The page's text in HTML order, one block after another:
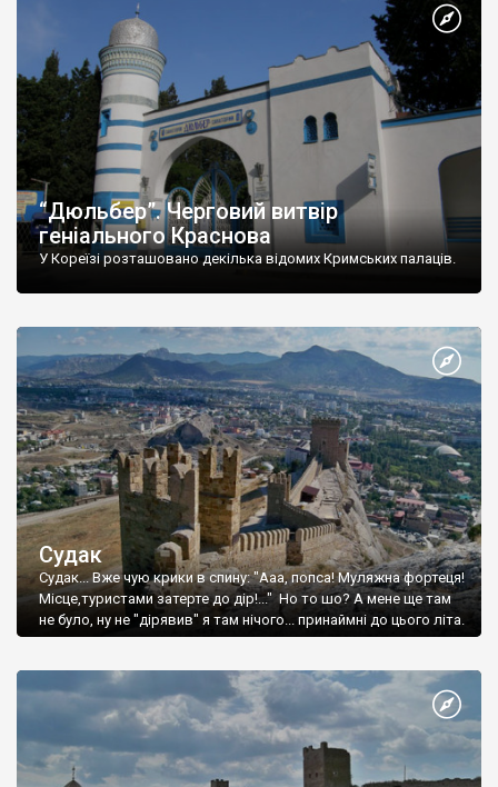
“Дюльбер”. Черговий витвір
геніального Краснова
У Кореїзі розташовано декілька відомих Кримських палаців.
Судак
Судак... Вже чую крики в спину: "Ааа, попса! Муляжна фортеця!
Місце,туристами затерте до дір!..." Но то шо? А мене ще там
не було, ну не "дірявив" я там нічого... принаймні до цього літа.